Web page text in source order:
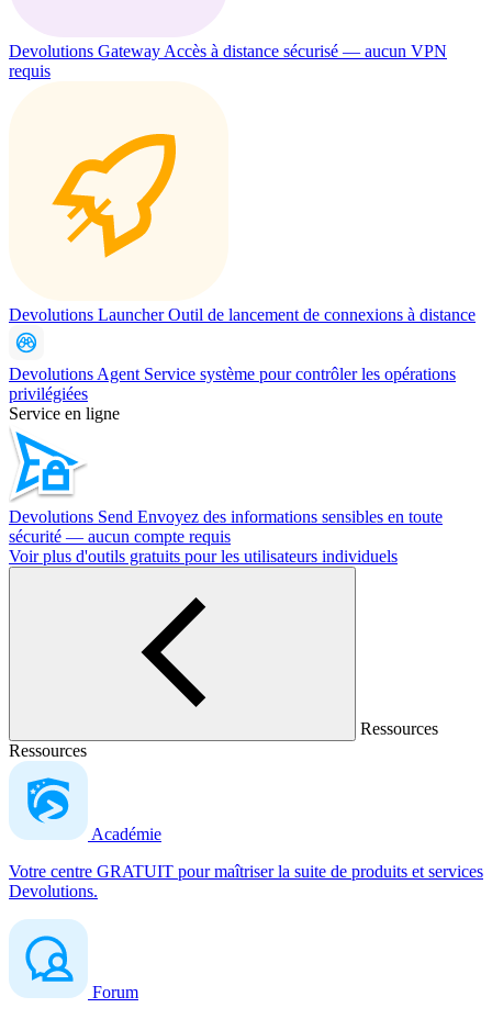
Devolutions Gateway Accès à distance sécurisé — aucun VPN
requis
Devolutions LauncherOutil de lancement de connexions à distance
Devolutions Agent Service système pour contrôler les opérations
privilégiées
Service en ligne
Devolutions Send Envoyez des informations sensibles en toute
sécurité — aucun compte requis
Voir plus d'outils gratuits pour les utilisateurs individuels
Ressources
Ressources
Académie
Votre centre GRATUIT pour maîtriser la suite de produits et services
Devolutions.
Forum